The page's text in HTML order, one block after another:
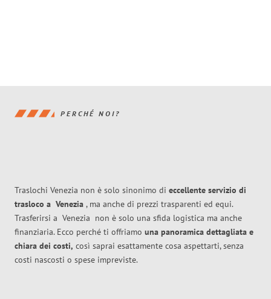
PERCHÉ NOI?
Traslochi Venezia non è solo sinonimo di eccellente servizio di
trasloco a Venezia , ma anche di prezzi trasparenti ed equi.
Trasferirsi a Venezia non è solo una sfida logistica ma anche
finanziaria. Ecco perché ti offriamo una panoramica dettagliata e
chiara dei costi, così saprai esattamente cosa aspettarti, senza
costi nascosti o spese impreviste.